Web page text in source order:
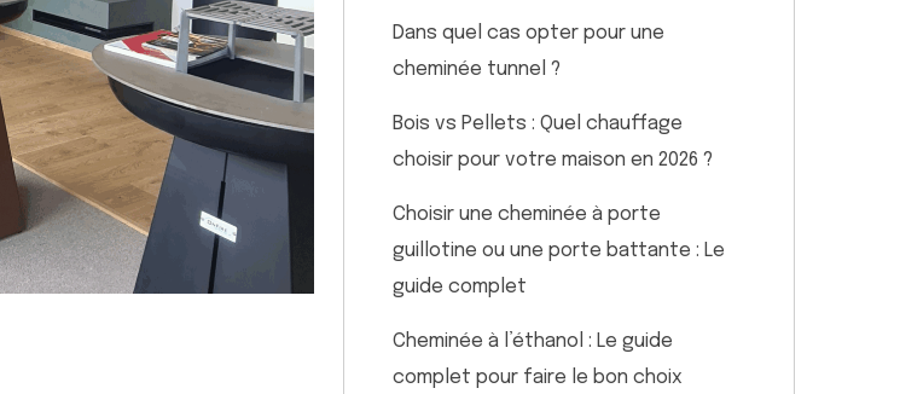
Dans quel cas opter pour une
cheminée tunnel ?
Bois vs Pellets : Quel chauffage
choisir pour votre maison en 2026 ?
Choisir une cheminée à porte
guillotine ou une porte battante : Le
guide complet
Cheminée à l’éthanol : Le guide
complet pour faire le bon choix